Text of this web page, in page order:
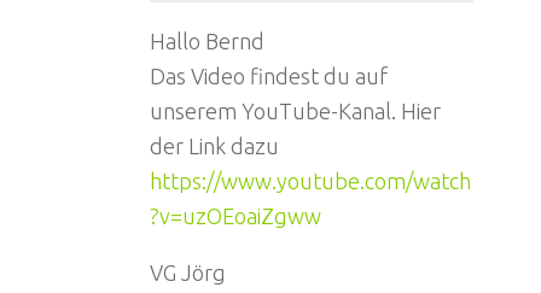
Hallo Bernd
Das Video findest du auf
unserem YouTube-Kanal. Hier
der Link dazu
https://www.youtube.com/watch
?v=uzOEoaiZgww
VG Jörg